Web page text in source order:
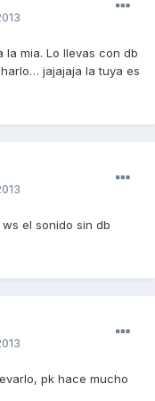
la mia. Lo llevas con db
jajajaja la tuya es
el sonido sin db
pk hace mucho